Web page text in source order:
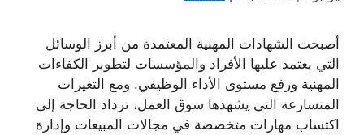
أصبحت الشهادات المهنية المعتمدة من أبرز الوسائل
التي يعتمد عليها الأفراد والمؤسسات لتطوير الكفاءات
المهنية ورفع مستوى الأداء الوظيفي. ومع التغيرات
المتسارعة التي يشهدها سوق العمل، تزداد الحاجة إلى
اكتساب مهارات متخصصة في مجالات المبيعات وإدارة